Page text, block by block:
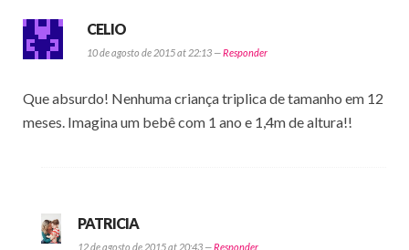
CELIO
10 de agosto de 2015 at 22:13 —Responder
Que absurdo! Nenhuma criança triplica de tamanho em 12
meses. Imagina um bebê com 1 ano e 1,4m de altura!!
PATRICIA
12 de agosto de 2015 at 20:43 —Responder